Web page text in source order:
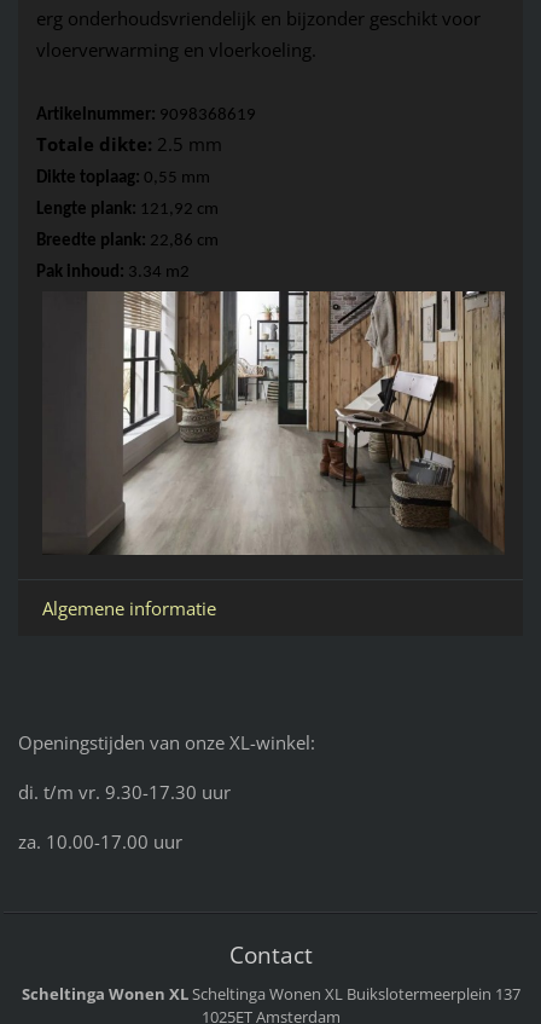
erg onderhoudsvriendelijk en bijzonder geschikt voor
vloerverwarming en vloerkoeling.
Artikelnummer: 9098368619
Totale dikte: 2.5 mm
Dikte toplaag: 0,55 mm
Lengte plank: 121,92 cm
Breedte plank: 22,86 cm
Pak inhoud: 3.34 m2
Algemene informatie
Openingstijden van onze XL-winkel:
di. t/m vr. 9.30-17.30 uur
za. 10.00-17.00 uur
Contact
Scheltinga Wonen XLScheltinga Wonen XLBuikslotermeerplein 137
1025ET Amsterdam